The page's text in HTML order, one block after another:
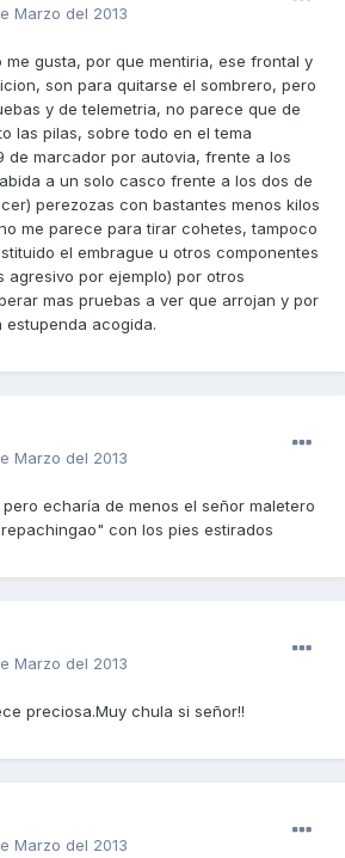
Marzo del 2013
gusta, por que mentiria, ese frontal y
son para quitarse el sombrero, pero
y de telemetria, no parece que de
las pilas, sobre todo en el tema
de marcador por autovia, frente a los
a un solo casco frente a los dos de
perezozas con bastantes menos kilos
me parece para tirar cohetes, tampoco
el embrague u otros componentes
agresivo por ejemplo) por otros
mas pruebas a ver que arrojan y por
estupenda acogida.
Marzo del 2013
echaría de menos el señor maletero
con los pies estirados
Marzo del 2013
preciosa.Muy chula si señor!!
Marzo del 2013